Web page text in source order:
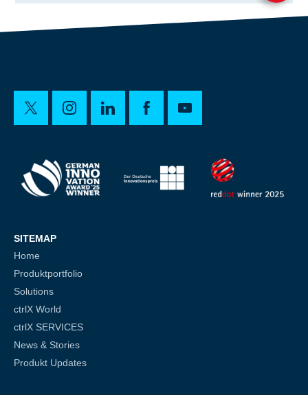
SITEMAP
Home
Produktportfolio
Solutions
ctrlX World
ctrlX SERVICES
News & Stories
Produkt Updates